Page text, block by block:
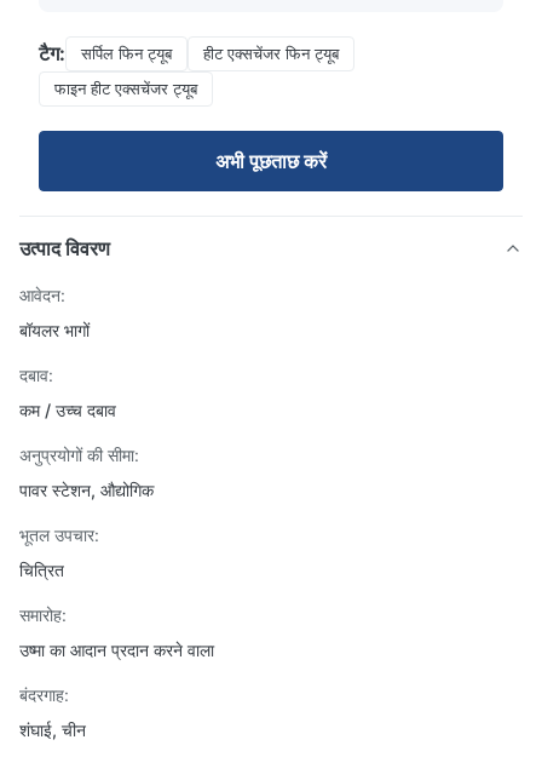
टैग: सर्पिल फिन ट्यूब
हीट एक्सचेंजर फिन ट्यूब
फाइन हीट एक्सचेंजर ट्यूब
अभी पूछताछ करें
उत्पाद विवरण
आवेदन:
बॉयलर भागों
दबाव:
कम / उच्च दबाव
अनुप्रयोगों की सीमा:
पावर स्टेशन, औद्योगिक
भूतल उपचार:
चित्रित
समारोह:
उष्मा का आदान प्रदान करने वाला
बंदरगाह:
शंघाई, चीन